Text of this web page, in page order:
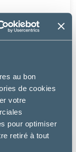
au bon
de cookies
votre
pour optimiser
retiré à tout
HIVE